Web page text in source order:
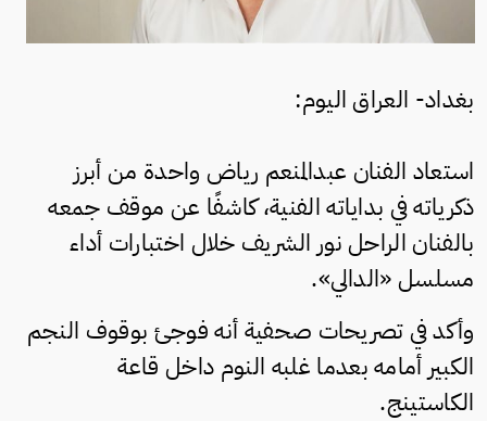
بغداد- العراق اليوم:
استعاد الفنان عبدالمنعم رياض واحدة من أبرز
ذكرياته في بداياته الفنية، كاشفًا عن موقف جمعه
بالفنان الراحل نور الشريف خلال اختبارات أداء
مسلسل «الدالي».
وأكد في تصريحات صحفية أنه فوجئ بوقوف النجم
الكبير أمامه بعدما غلبه النوم داخل قاعة
الكاستينج.